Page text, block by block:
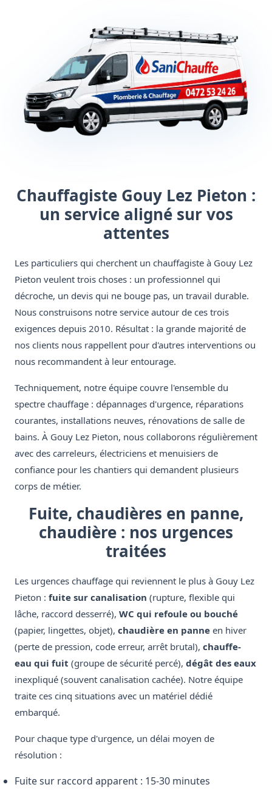
Chauffagiste Gouy Lez Pieton :
un service aligné sur vos
attentes
Les particuliers qui cherchent un chauffagiste à Gouy Lez
Pieton veulent trois choses : un professionnel qui
décroche, un devis qui ne bouge pas, un travail durable.
Nous construisons notre service autour de ces trois
exigences depuis 2010. Résultat : la grande majorité de
nos clients nous rappellent pour d'autres interventions ou
nous recommandent à leur entourage.
Techniquement, notre équipe couvre l'ensemble du
spectre chauffage : dépannages d'urgence, réparations
courantes, installations neuves, rénovations de salle de
bains. À Gouy Lez Pieton, nous collaborons régulièrement
avec des carreleurs, électriciens et menuisiers de
confiance pour les chantiers qui demandent plusieurs
corps de métier.
Fuite, chaudières en panne,
chaudière : nos urgences
traitées
Les urgences chauffage qui reviennent le plus à Gouy Lez
Pieton : fuite sur canalisation (rupture, flexible qui
lâche, raccord desserré), WC qui refoule ou bouché
(papier, lingettes, objet), chaudière en panne en hiver
(perte de pression, code erreur, arrêt brutal), chauffe-
eau qui fuit (groupe de sécurité percé), dégât des eaux
inexpliqué (souvent canalisation cachée). Notre équipe
traite ces cinq situations avec un matériel dédié
embarqué.
Pour chaque type d'urgence, un délai moyen de
résolution :
Fuite sur raccord apparent : 15-30 minutes